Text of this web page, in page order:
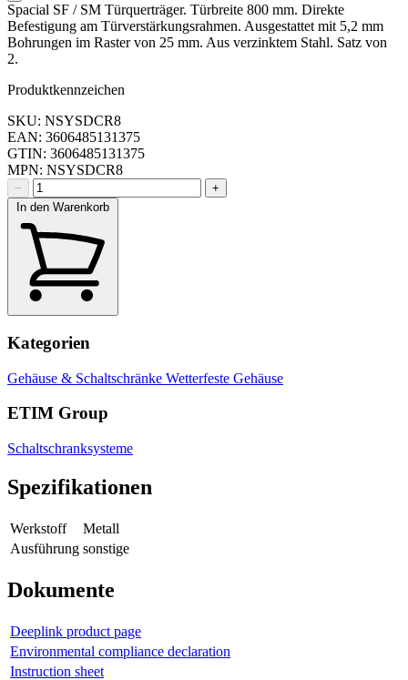
Spacial SF / SM Türquerträger. Türbreite 800 mm. Direkte
Befestigung am Türverstärkungsrahmen. Ausgestattet mit 5,2 mm
Bohrungen im Raster von 25 mm. Aus verzinktem Stahl. Satz von
2.
Produktkennzeichen
SKU: NSYSDCR8
EAN: 3606485131375
GTIN: 3606485131375
MPN: NSYSDCR8
−
+
In den Warenkorb
Kategorien
Gehäuse & Schaltschränke Wetterfeste Gehäuse
ETIM Group
Schaltschranksysteme
Spezifikationen
Werkstoff
Metall
Ausführung sonstige
Dokumente
Deeplink product page
Environmental compliance declaration
Instruction sheet